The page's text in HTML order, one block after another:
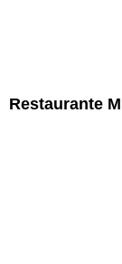
Restaurante